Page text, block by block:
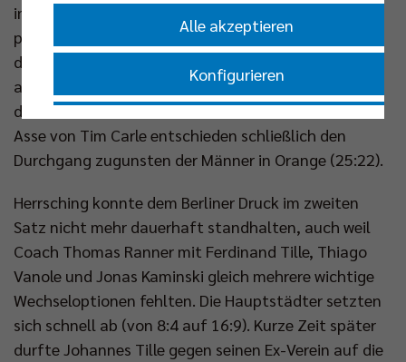
im Angriff und Aufschlag hohes Risiko und
produzierte dadurch Fehler (18:13). Der Ballwechsel
des Tages ging zwar an die Gäste (20:16), der Satz
aber an die Heimmannschaft – auch wenn die sich
dafür noch einmal strecken musste (22:22). Zwei
Asse von Tim Carle entschieden schließlich den
Durchgang zugunsten der Männer in Orange (25:22).
Herrsching konnte dem Berliner Druck im zweiten
Satz nicht mehr dauerhaft standhalten, auch weil
Coach Thomas Ranner mit Ferdinand Tille, Thiago
Vanole und Jonas Kaminski gleich mehrere wichtige
Wechseloptionen fehlten. Die Hauptstädter setzten
sich schnell ab (von 8:4 auf 16:9). Kurze Zeit später
durfte Johannes Tille gegen seinen Ex-Verein auf die
Alle akzeptieren
Konfigurieren
Nur essenzielle Cookies akzeptieren